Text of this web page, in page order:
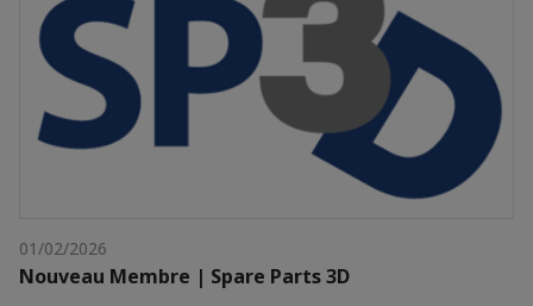
01/02/2026
Nouveau Membre | Spare Parts 3D